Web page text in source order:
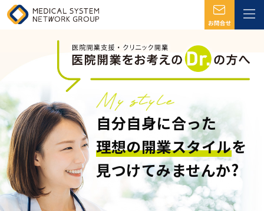
自分自身に合った
理想の開業スタイルを
見つけてみませんか?